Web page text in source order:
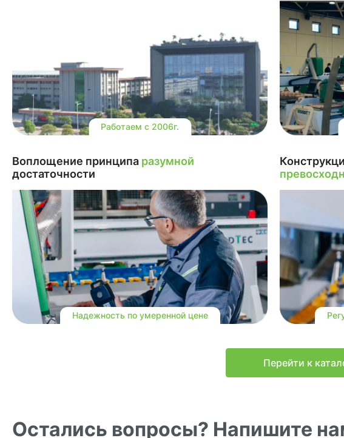
Работаем с 2006г.
Воплощение принципаразумной
достаточности
Надежность по умеренной цене
Перейти к
Остались вопросы? Напишите